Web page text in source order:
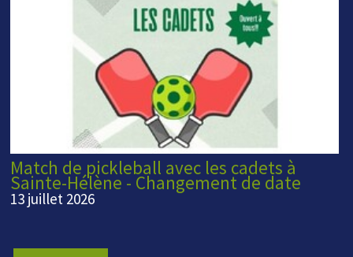
Match de pickleball avec les cadets à
Sainte-Hélène - Changement de date
13 juillet 2026